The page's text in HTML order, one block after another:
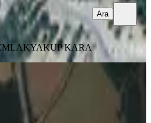
YAKUP KARA
Ara
Aslanbey Çiftliğinde
Göksun